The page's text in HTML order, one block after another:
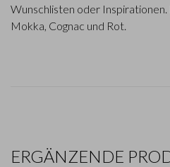
Wunschlisten oder Inspirationen.
Mokka, Cognac und Rot.
ERGÄNZENDE